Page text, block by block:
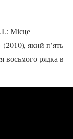
Місце
(2010), який п’ять
восьмого рядка в